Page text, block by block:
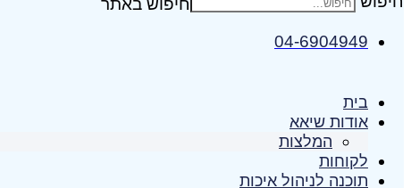
04-6904949
בית
אודות שיאא
המלצות
לקוחות
תוכנה לניהול איכות